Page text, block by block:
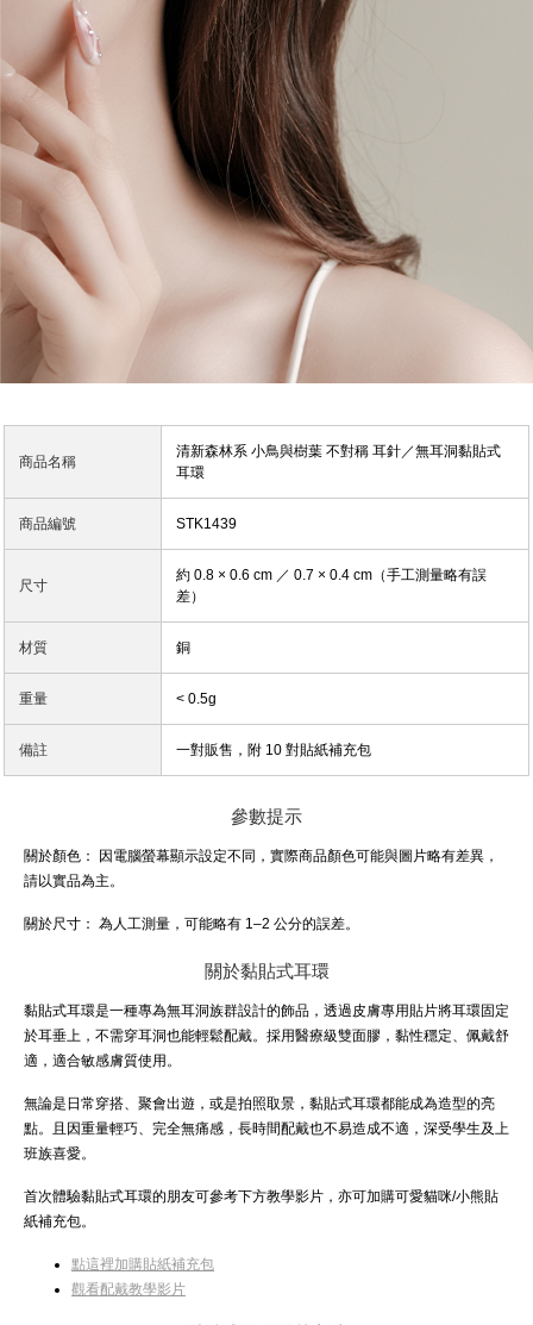
商品名稱
清新森林系 小鳥與樹葉 不對稱 耳針／無耳洞黏貼式
耳環
商品編號 STK1439
尺寸
約 0.8 × 0.6 cm ／ 0.7 × 0.4 cm（手工測量略有誤
差）
材質 銅
重量 < 0.5g
備註 一對販售，附 10 對貼紙補充包
參數提示
關於顏色：
因電腦螢幕顯示設定不同，實際商品顏色可能與圖片略有差異，
請以實品為主。
關於尺寸： 為人工測量，可能略有 1–2 公分的誤差。
關於黏貼式耳環
黏貼式耳環是一種專為無耳洞族群設計的飾品，透過皮膚專用貼片將耳環固定
於耳垂上，不需穿耳洞也能輕鬆配戴。採用醫療級雙面膠，黏性穩定、佩戴舒
適，適合敏感膚質使用。
無論是日常穿搭、聚會出遊，或是拍照取景，黏貼式耳環都能成為造型的亮
點。且因重量輕巧、完全無痛感，長時間配戴也不易造成不適，深受學生及上
班族喜愛。
首次體驗黏貼式耳環的朋友可參考下方教學影片，亦可加購可愛貓咪/小熊貼
紙補充包。
點這裡加購貼紙補充包
觀看配戴教學影片